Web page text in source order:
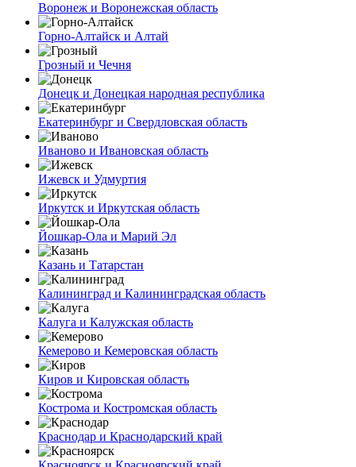
Воронеж и Воронежская область
Горно-Алтайск и Алтай
Грозный и Чечня
Донецк и Донецкая народная республика
Екатеринбург и Свердловская область
Иваново и Ивановская область
Ижевск и Удмуртия
Иркутск и Иркутская область
Йошкар-Ола и Марий Эл
Казань и Татарстан
Калининград и Калининградская область
Калуга и Калужская область
Кемерово и Кемеровская область
Киров и Кировская область
Кострома и Костромская область
Краснодар и Краснодарский край